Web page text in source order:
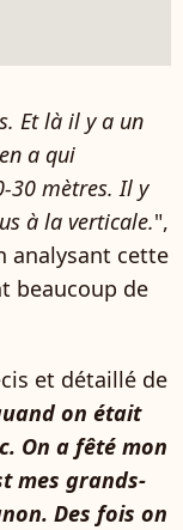
Et là il y a un
a qui
30 mètres. Il y
à la verticale.",
analysant cette
beaucoup de
et détaillé de
on était
On a fêté mon
mes grands-
Des fois on